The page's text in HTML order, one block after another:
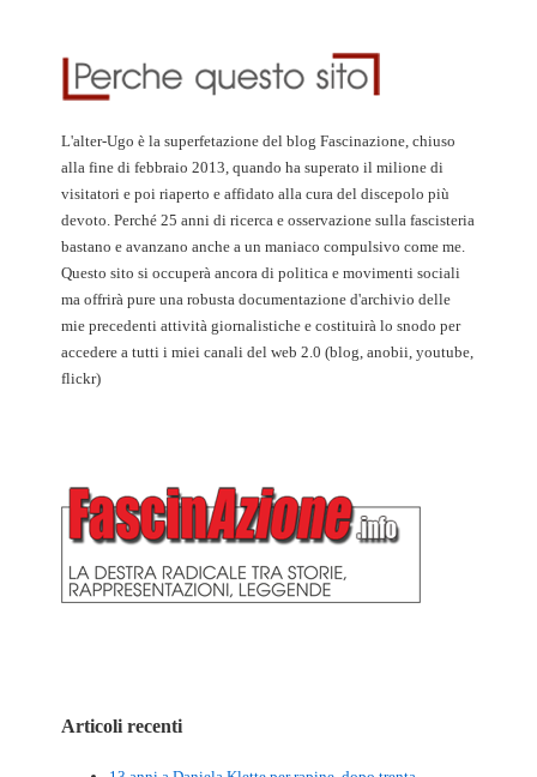
L'alter-Ugo è la superfetazione del blog Fascinazione, chiuso
alla fine di febbraio 2013, quando ha superato il milione di
visitatori e poi riaperto e affidato alla cura del discepolo più
devoto. Perché 25 anni di ricerca e osservazione sulla fascisteria
bastano e avanzano anche a un maniaco compulsivo come me.
Questo sito si occuperà ancora di politica e movimenti sociali
ma offrirà pure una robusta documentazione d'archivio delle
mie precedenti attività giornalistiche e costituirà lo snodo per
accedere a tutti i miei canali del web 2.0 (blog, anobii, youtube,
flickr)
Articoli recenti